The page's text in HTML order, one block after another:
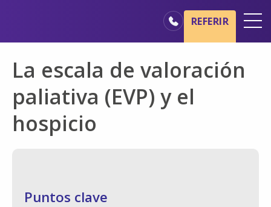
Básicos del cuidado de hospicio
Nuestros servicios
Profesionales médicos
REFERIR
La escala de valoración
paliativa (EVP) y el
hospicio
Puntos clave